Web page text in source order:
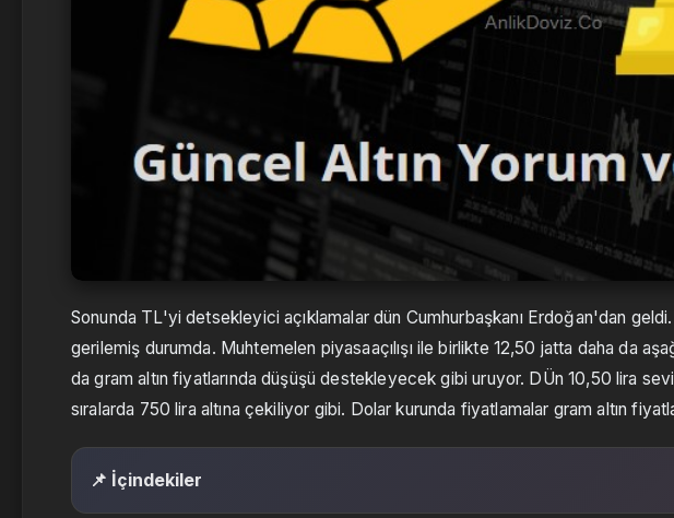
Sonunda TL'yi detsekleyici açıklamalar dün Cumhurbaşkanı Erdoğan'dan geldi.
gerilemiş durumda. Muhtemelen piyasaaçılışı ile birlikte 12,50 jatta daha da
da gram altın fiyatlarında düşüşü destekleyecek gibi uruyor. DÜn 10,50 lira
sıralarda 750 lira altına çekiliyor gibi. Dolar kurunda fiyatlamalar gram altın
📌 İçindekiler